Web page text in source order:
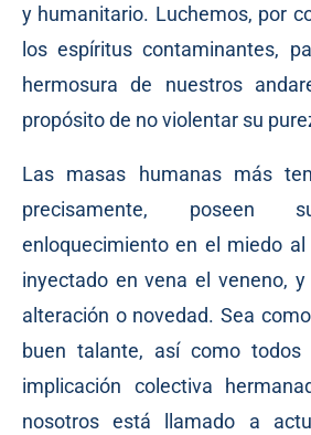
y humanitario. Luchemos, por
los espíritus contaminantes,
hermosura de nuestros
propósito de no violentar su
Las masas humanas más
precisamente,
enloquecimiento en el miedo
inyectado en vena el veneno,
alteración o novedad. Sea
buen talante, así como
implicación colectiva
nosotros está llamado a